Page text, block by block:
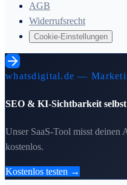
AGB
Widerrufsrecht
Cookie-Einstellungen
whatsdigital.de —
SEO & KI-Sichtbarkeit
Unser SaaS-Tool misst
kostenlos.
Kostenlos testen →